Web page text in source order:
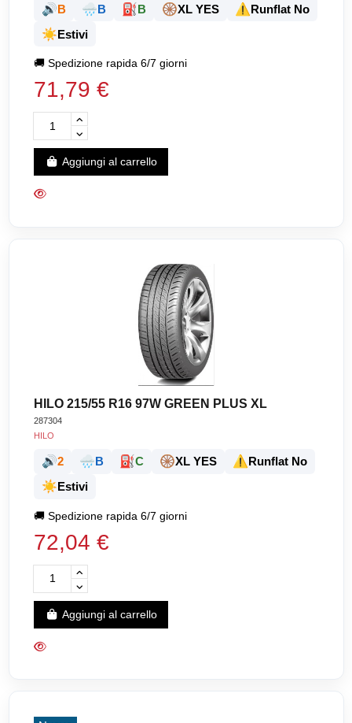
🔊B 🌧️B ⛽B 🛞XL YES ⚠️Runflat No
☀️Estivi
🚚Spedizione rapida 6/7 giorni
71,79 €
Aggiungi al carrello
HILO 215/55 R16 97W GREEN PLUS XL
287304
HILO
🔊2 🌧️B ⛽C 🛞XL YES ⚠️Runflat No
☀️Estivi
🚚Spedizione rapida 6/7 giorni
72,04 €
Aggiungi al carrello